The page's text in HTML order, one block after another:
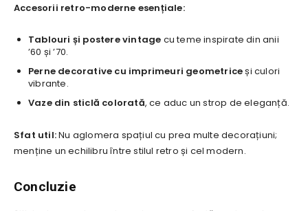
Accesorii retro-moderne esențiale:
Tablouri și postere vintage cu teme inspirate din anii
’60 și ’70.
Perne decorative cu imprimeuri geometriceși culori
vibrante.
Vaze din sticlă colorată, ce aduc un strop de eleganță.
Sfat util:Nu aglomera spațiul cu prea multe decorațiuni;
menține un echilibru între stilul retro și cel modern.
Concluzie